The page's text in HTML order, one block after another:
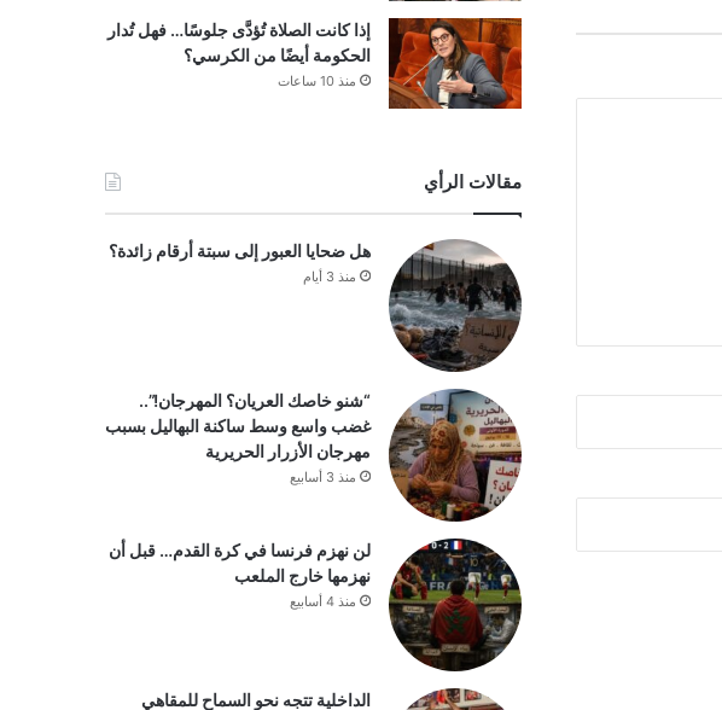
إذا كانت الصلاة تُؤدَّى جلوسًا… فهل تُدار
الحكومة أيضًا من الكرسي؟
منذ 10 ساعات
مقالات الرأي
هل ضحايا العبور إلى سبتة أرقام زائدة؟
منذ 3 أيام
“شنو خاصك العريان؟ المهرجان!”..
غضب واسع وسط ساكنة البهاليل بسبب
مهرجان الأزرار الحريرية
منذ 3 أسابيع
لن نهزم فرنسا في كرة القدم… قبل أن
نهزمها خارج الملعب
منذ 4 أسابيع
الداخلية تتجه نحو السماح للمقاهي